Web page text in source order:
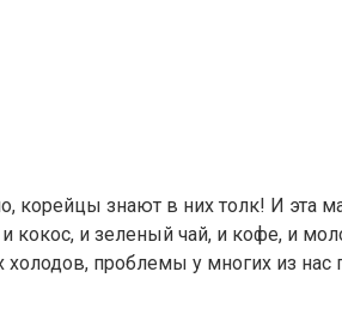
корейцы знают в них толк! И эта
и зеленый чай, и кофе, и
проблемы у многих из нас